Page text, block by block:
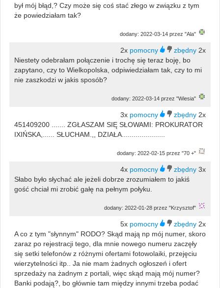
był mój błąd,? Czy może się coś stać złego w związku z tym
że powiedziałam tak?
dodany: 2022-03-14 przez "Ala"
2x
2x
Niestety odebrałam połączenie i trochę się teraz boję, bo
zapytano, czy to Wielkopolska, odpiwiedziałam tak, czy to mi
nie zaszkodzi w jakis sposób?
dodany: 2022-03-14 przez "Wiesia"
3x
2x
451409200 ....... ZGŁASZAM SIĘ SŁOWAMI: PROKURATOR
IXIŃSKA,...... SŁUCHAM.,, DZIAŁA......................
dodany: 2022-02-15 przez "70 +"
4x
3x
Słabo było słychać ale jeżeli dobrze zrozumiałem to jakiś
gość chciał mi zrobić gałę na pełnym połyku.
dodany: 2022-01-28 przez "Krzysztof"
5x
2x
A co z tym "słynnym" RODO? Skąd mają np mój numer, skoro
zaraz po rejestracji tego, dla mnie nowego numeru zaczęły
się setki telefonów z różnymi ofertami fotowolaiki, przejęciu
wierzytelności itp.. Ja nie mam żadnych ogłoszeń i ofert
sprzedaży na żadnym z portali, więc skąd mają mój numer?
Banki podają?, bo głównie tam między innymi trzeba podać